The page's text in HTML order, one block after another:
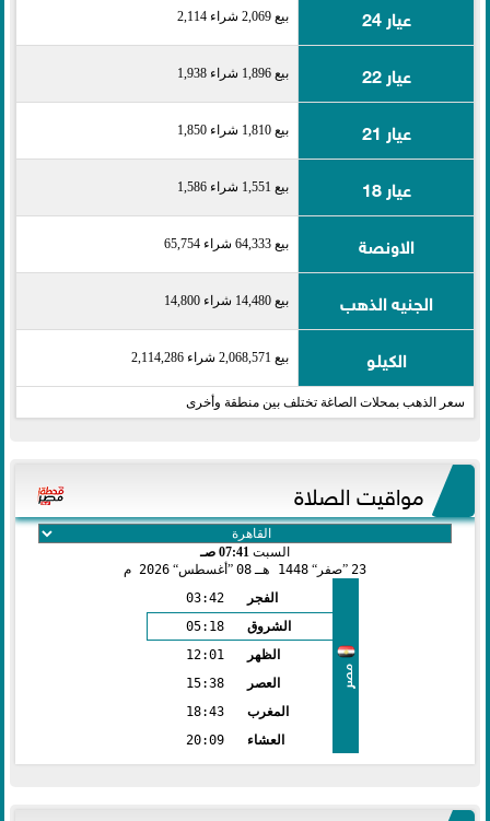
عيار 24
بيع 2,069 شراء 2,114
عيار 22 بيع 1,896 شراء 1,938
عيار 21 بيع 1,810 شراء 1,850
عيار 18 بيع 1,551 شراء 1,586
الاونصة بيع 64,333 شراء 65,754
الجنيه الذهب بيع 14,480 شراء 14,800
الكيلو بيع 2,068,571 شراء 2,114,286
سعر الذهب بمحلات الصاغة تختلف بين منطقة وأخرى
مواقيت الصلاة
السبت 07:41 صـ
23 صفر 1448 هـ 08 أغسطس 2026 م
مصر
الفجر
03:42
الشروق
05:18
الظهر
12:01
العصر
15:38
المغرب
18:43
العشاء
20:09